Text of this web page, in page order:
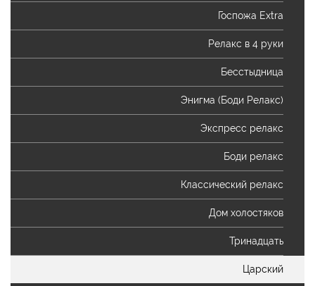
Госпожа Extra
Релакс в 4 руки
Бесстыдница
Энигма (Боди Релакс)
Экспресс релакс
Боди релакс
Классический релакс
Дом холостяков
Тринадцать
Царский